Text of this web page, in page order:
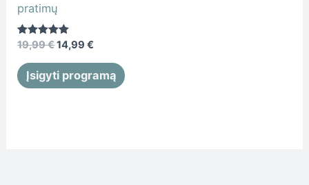
pratimų
Įvertinimas:
5.00
iš 5
19,99€14,99€
Įsigyti programą